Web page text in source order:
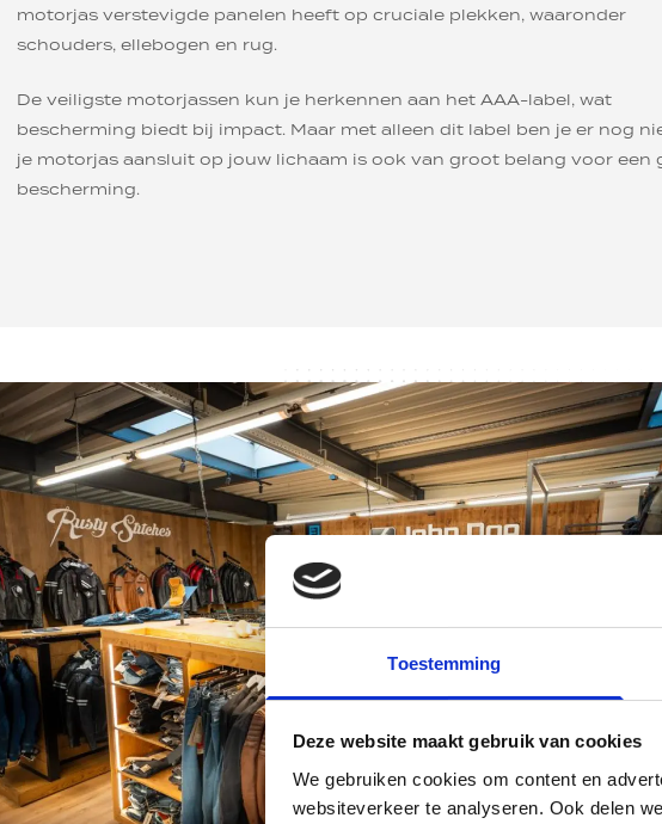
Toestemming
Deze website maakt gebruik van cookies
We gebruiken cookies om content en
websiteverkeer te analyseren. Ook delen
motorjas verstevigde panelen heeft op cruciale plekken, waaronder
schouders, ellebogen en rug.
De veiligste motorjassen kun je herkennen aan het AAA-label, wat
bescherming biedt bij impact. Maar met alleen dit label ben je er nog
je motorjas aansluit op jouw lichaam is ook van groot belang voor een
bescherming.